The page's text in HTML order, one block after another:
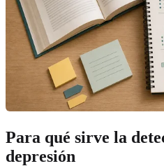
Para qué sirve la
depresión